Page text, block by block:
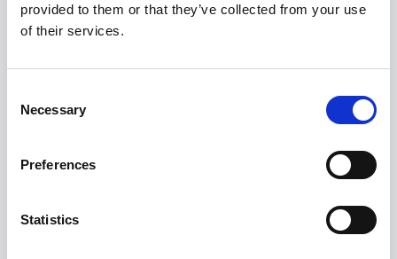
provided to them or that they’ve collected from your use
of their services.
Selection
Necessary
Preferences
Statistics
Wenn Sie nach Abschluss der Besichtigungen eines der
Immobilienangebote kaufen wollen, verhandeln wir für Sie
mit dem Verkäufer den endgültigen Kaufpreis und klären
Übernahmetermin und die eventuelle Übernahme von
Schwedenhaus-Vermittlung bestätigen Sie Ihre
Kaufabsicht. Danach können sie voller Vorfreude ihre